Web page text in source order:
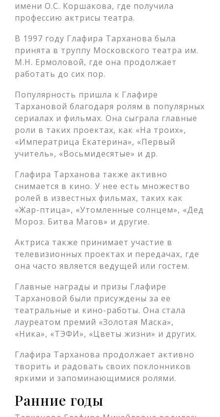
имени О.С. Коршакова, где получила
профессию актрисы театра.
В 1997 году Глафира Тарханова была
принята в труппу Московского театра им.
М.Н. Ермоловой, где она продолжает
работать до сих пор.
Популярность пришла к Глафире
Тархановой благодаря ролям в популярных
сериалах и фильмах. Она сыграла главные
роли в таких проектах, как «На троих»,
«Императрица Екатерина», «Первый
учитель», «Восьмидесятые» и др.
Глафира Тарханова также активно
снимается в кино. У нее есть множество
ролей в известных фильмах, таких как
«Жар-птица», «Утомленные солнцем», «Дед
Мороз. Битва Магов» и другие.
Актриса также принимает участие в
телевизионных проектах и передачах, где
она часто является ведущей или гостем.
Главные награды и призы Глафире
Тархановой были присуждены за ее
театральные и кино-работы. Она стала
лауреатом премий «Золотая Маска»,
«Ника», «ТЭФИ», «Цветы жизни» и других.
Глафира Тарханова продолжает активно
творить и радовать своих поклонников
яркими и запоминающимися ролями.
Ранние годы